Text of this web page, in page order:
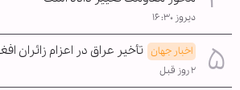
دیروز ۱۶:۳۰
اخبار جهان تأخیر عراق در اعزام زائران
۲ روز قبل